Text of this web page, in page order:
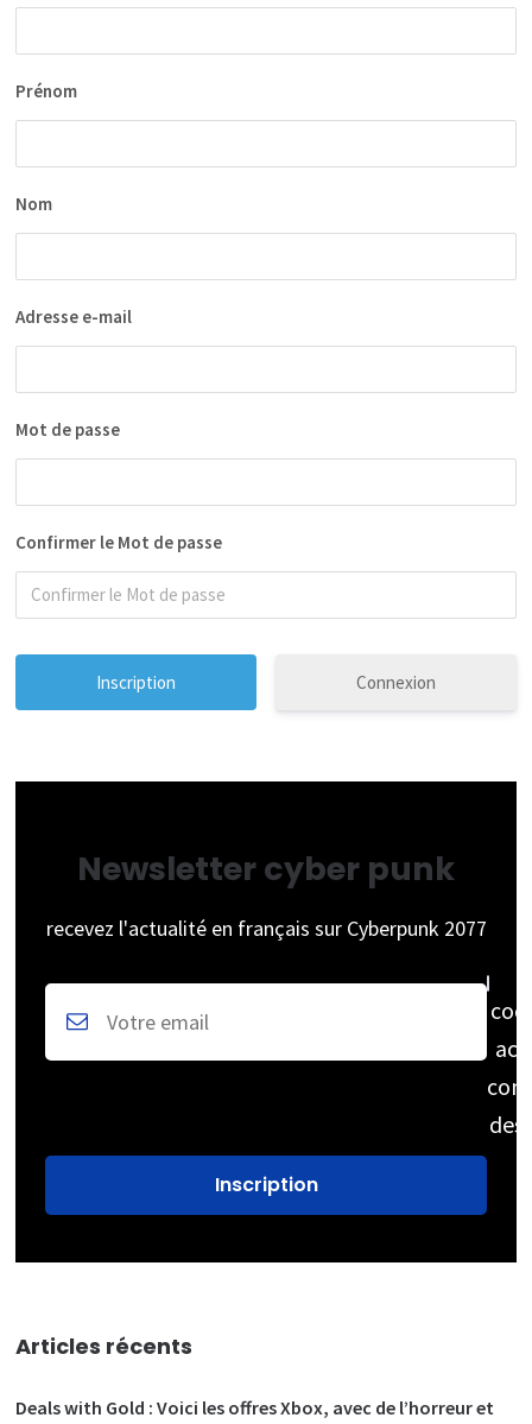
Prénom
Nom
Adresse e-mail
Mot de passe
Confirmer le Mot de passe
Connexion
Newsletter cyber punk
recevez l'actualité en français sur Cyberpunk 2077
des
Articles récents
Deals with Gold : Voici les offres Xbox, avec de l’horreur et